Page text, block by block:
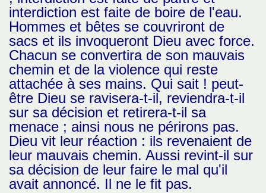
interdiction est faite de boire de l'eau.
Hommes et bêtes se couvriront de
sacs et ils invoqueront Dieu avec force.
Chacun se convertira de son mauvais
chemin et de la violence qui reste
attachée à ses mains. Qui sait ! peut-
être Dieu se ravisera-t-il, reviendra-t-il
sur sa décision et retirera-t-il sa
menace ; ainsi nous ne périrons pas.
Dieu vit leur réaction : ils revenaient de
leur mauvais chemin. Aussi revint-il sur
sa décision de leur faire le mal qu'il
avait annoncé. Il ne le fit pas.